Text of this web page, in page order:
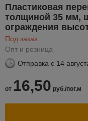
Пластиковая
толщиной 35 мм,
ограждения
Под заказ
Опт и розница
Отправка с 14
от 16,50 руб./пог.м